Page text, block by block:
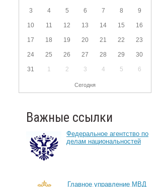
3 4 5 6 7 8 9
10 11 12 13 14 15 16
17 18 19 20 21 22 23
24 25 26 27 28 29 30
31 1 2 3 4 5 6
Сегодня
Важные ссылки
Федеральное агентство по
делам национальностей
Главное управление МВД